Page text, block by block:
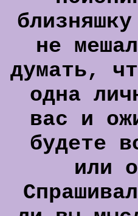
не
думать,
одна
вас и
будете
или